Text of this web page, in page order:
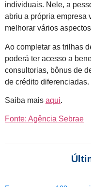
individuais. Nele, a
abriu a própria empresa
melhorar vários
Ao completar as trilhas
poderá ter acesso a
consultorias, bônus de
de crédito diferenciadas.
Saiba mais aqui.
Fonte: Agência Sebrae